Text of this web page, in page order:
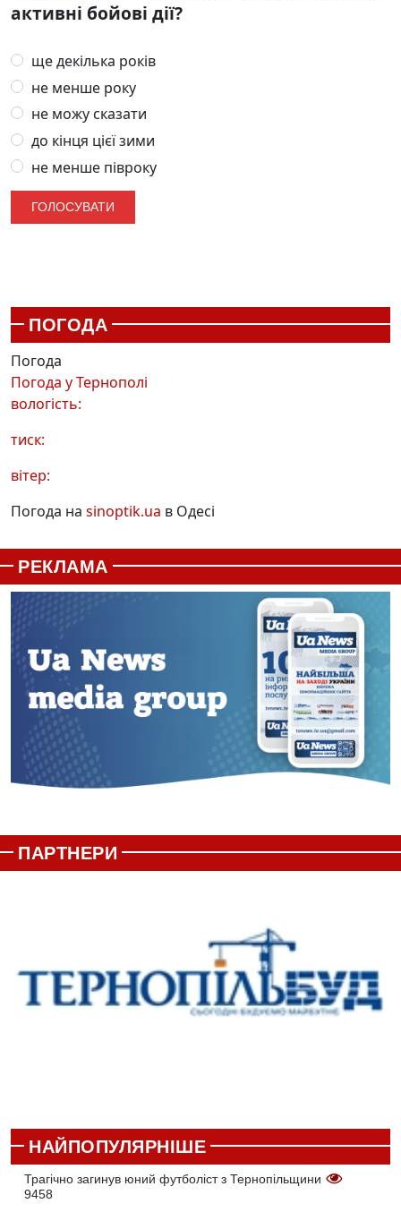
активні бойові дії?
ще декілька років
не менше року
не можу сказати
до кінця цієї зими
не менше півроку
ПОГОДА
Погода
Погода уТернополі
вологість:
тиск:
вітер:
Погода на sinoptik.ua в Одесі
РЕКЛАМА
ПАРТНЕРИ
НАЙПОПУЛЯРНІШЕ
Трагічно загинув юний футболіст з Тернопільщини
9458